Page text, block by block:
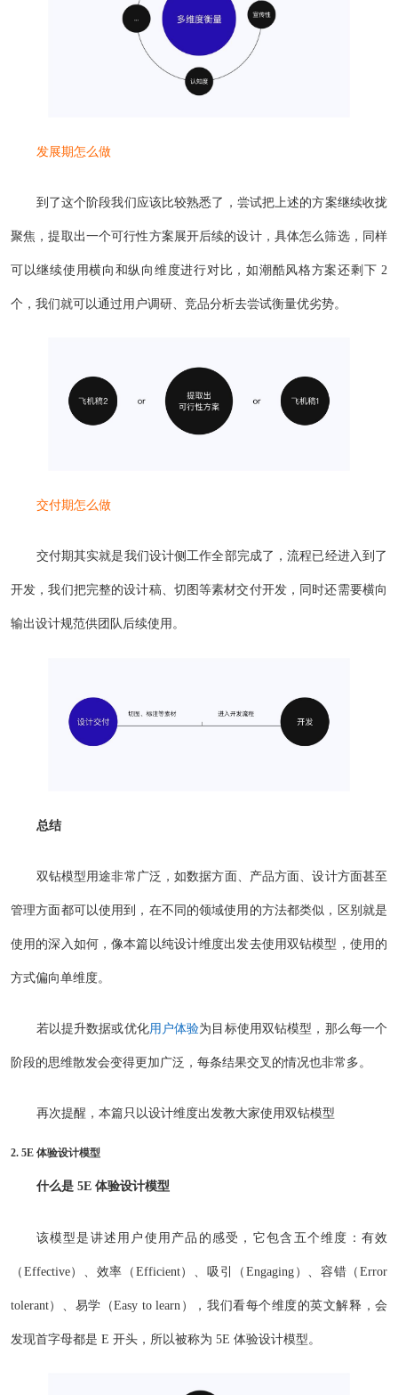
发展期怎么做
到了这个阶段我们应该比较熟悉了，尝试把上述的方案继续收拢
聚焦，提取出一个可行性方案展开后续的设计，具体怎么筛选，同样
可以继续使用横向和纵向维度进行对比，如潮酷风格方案还剩下 2
个，我们就可以通过用户调研、竞品分析去尝试衡量优劣势。
交付期怎么做
交付期其实就是我们设计侧工作全部完成了，流程已经进入到了
开发，我们把完整的设计稿、切图等素材交付开发，同时还需要横向
输出设计规范供团队后续使用。
总结
双钻模型用途非常广泛，如数据方面、产品方面、设计方面甚至
管理方面都可以使用到，在不同的领域使用的方法都类似，区别就是
使用的深入如何，像本篇以纯设计维度出发去使用双钻模型，使用的
方式偏向单维度。
若以提升数据或优化用户体验为目标使用双钻模型，那么每一个
阶段的思维散发会变得更加广泛，每条结果交叉的情况也非常多。
再次提醒，本篇只以设计维度出发教大家使用双钻模型
2. 5E 体验设计模型
什么是 5E 体验设计模型
该模型是讲述用户使用产品的感受，它包含五个维度：有效
（Effective）、效率（Efficient）、吸引（Engaging）、容错（Error
tolerant）、易学（Easy to learn），我们看每个维度的英文解释，会
发现首字母都是 E 开头，所以被称为 5E 体验设计模型。